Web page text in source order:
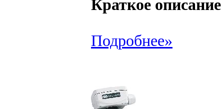
Краткое описание
Подробнее»